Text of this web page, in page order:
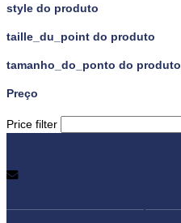
style do produto
taille_du_point do produto
tamanho_do_ponto do produto
Preço
Price filter